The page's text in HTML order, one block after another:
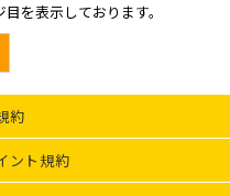
を表示しております。
約
ント規約